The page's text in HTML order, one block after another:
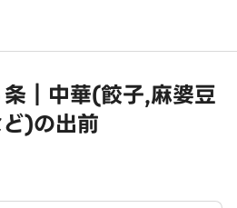
｜中華(餃子,麻婆豆
)の出前